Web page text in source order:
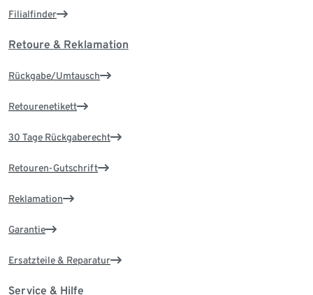
Filialfinder
Retoure & Reklamation
Rückgabe/Umtausch
Retourenetikett
30 Tage Rückgaberecht
Retouren-Gutschrift
Reklamation
Garantie
Ersatzteile & Reparatur
Service & Hilfe